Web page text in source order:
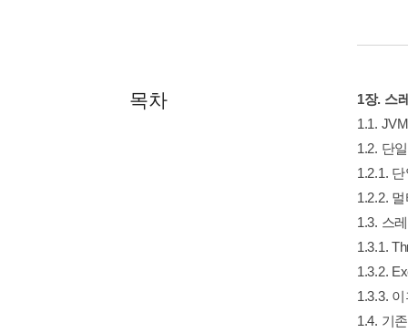
목차
1장. 스
1.1.
1.2. 단
1.2.1.
1.2.2.
1.3. 스
1.3.1.
1.3.2.
1.3.3.
1.4. 기